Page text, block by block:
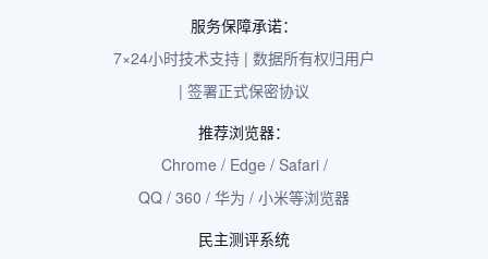
服务保障承诺：
7×24小时技术支持 | 数据所有权归用户
| 签署正式保密协议
推荐浏览器：
Chrome / Edge / Safari /
QQ / 360 / 华为 / 小米等浏览器
民主测评系统